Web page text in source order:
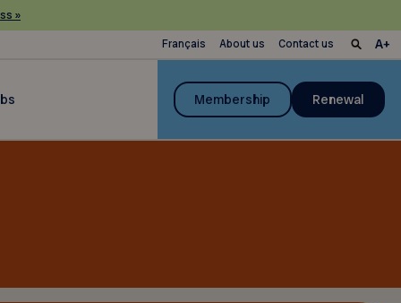
»
Français About us Contact us
Membership Renewal